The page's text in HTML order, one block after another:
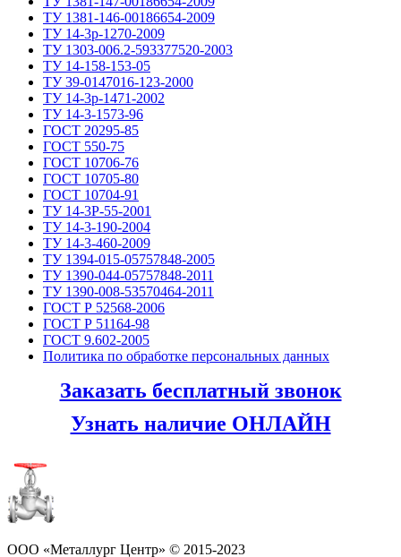
ТУ 1381-146-00186654-2009
ТУ 14-3р-1270-2009
ТУ 1303-006.2-593377520-2003
ТУ 14-158-153-05
ТУ 39-0147016-123-2000
ТУ 14-3р-1471-2002
ТУ 14-3-1573-96
ГОСТ 20295-85
ГОСТ 550-75
ГОСТ 10706-76
ГОСТ 10705-80
ГОСТ 10704-91
ТУ 14-3Р-55-2001
ТУ 14-3-190-2004
ТУ 14-3-460-2009
ТУ 1394-015-05757848-2005
ТУ 1390-044-05757848-2011
ТУ 1390-008-53570464-2011
ГОСТ Р 52568-2006
ГОСТ Р 51164-98
ГОСТ 9.602-2005
Политика по обработке персональных данных
Заказать бесплатный звонок
Узнать наличие ОНЛАЙН
ООО «Металлург Центр» © 2015-2023